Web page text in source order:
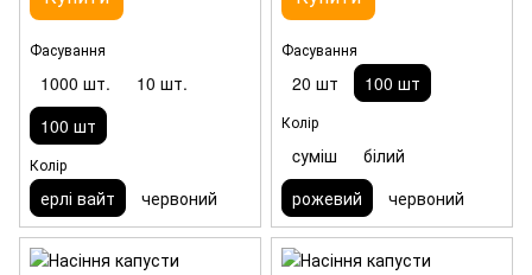
Фасування
1000 шт.
10 шт.
100 шт
Колір
ерлі вайт червоний
Фасування
20 шт 100 шт
Колір
cуміш
білий
рожевий
червоний